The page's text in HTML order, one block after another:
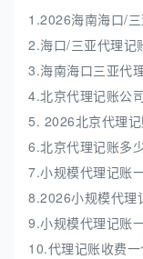
1.2026海南海口/
3.海南海口三亚代
4.北京代理记账公
5. 2026北京代理
6.北京代理记账多
8.2026小规模代理